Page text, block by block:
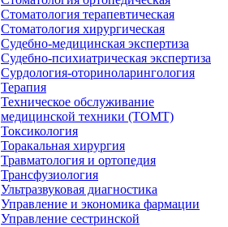
Стоматология терапевтическая
Стоматология хирургическая
Судебно-медицинская экспертиза
Судебно-психиатрическая экспертиза
Сурдология-оториноларингология
Терапия
Техническое обслуживание
медицинской техники (ТОМТ)
Токсикология
Торакальная хирургия
Травматология и ортопедия
Трансфузиология
Ультразвуковая диагностика
Управление и экономика фармации
Управление сестринской